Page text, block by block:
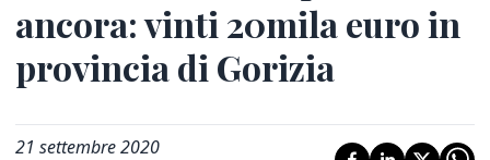
ancora: vinti 20mila euro in
provincia di Gorizia
21 settembre 2020